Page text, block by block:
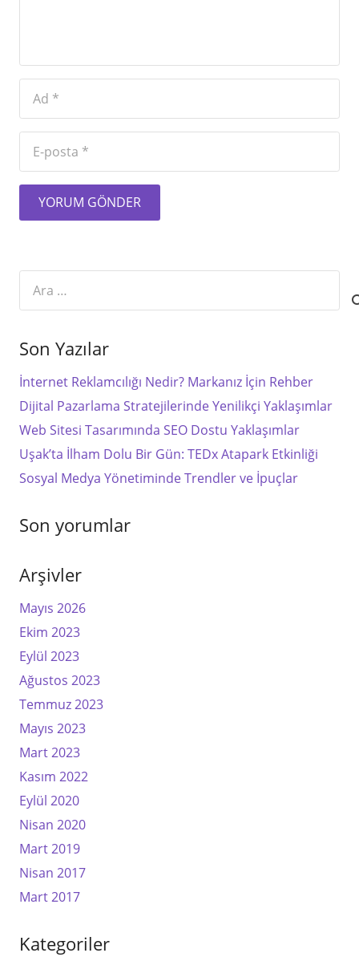
YORUM GÖNDER
Son Yazılar
İnternet Reklamcılığı Nedir? Markanız İçin Rehber
Dijital Pazarlama Stratejilerinde Yenilikçi Yaklaşımlar
Web Sitesi Tasarımında SEO Dostu Yaklaşımlar
Uşak’ta İlham Dolu Bir Gün: TEDx Atapark Etkinliği
Sosyal Medya Yönetiminde Trendler ve İpuçlar
Son yorumlar
Arşivler
Mayıs 2026
Ekim 2023
Eylül 2023
Ağustos 2023
Temmuz 2023
Mayıs 2023
Mart 2023
Kasım 2022
Eylül 2020
Nisan 2020
Mart 2019
Nisan 2017
Mart 2017
Kategoriler